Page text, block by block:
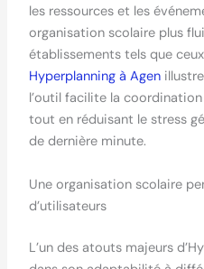
les ressources et les
organisation scolaire plus
établissements tels que
Hyperplanning à Agen
l’outil facilite la
tout en réduisant le stress
de dernière minute.
Une organisation scolaire
d’utilisateurs
L’un des atouts majeurs